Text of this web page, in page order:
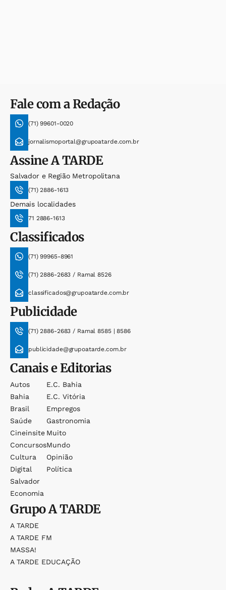
Fale com a Redação
(71) 99601-0020
jornalismoportal@grupoatarde.com.br
AssineA TARDE
Salvador e Região Metropolitana
(71) 2886-1613
Demais localidades
71 2886-1613
Classificados
(71) 99965-8961
(71) 2886-2683 / Ramal 8526
classificados@grupoatarde.com.br
Publicidade
(71) 2886-2683 / Ramal 8585 | 8586
publicidade@grupoatarde.com.br
Canais e Editorias
Autos
Bahia
Brasil
Saúde
Cineinsite
Concursos
Cultura
Digital
Salvador
Economia
E.c. Bahia
E.c. Vitória
Empregos
Gastronomia
Muito
Mundo
Opinião
Política
GrupoA TARDE
A TARDE
A TARDE FM
MASSA!
A TARDE EDUCAÇÃO